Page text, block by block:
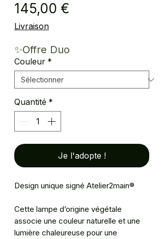
145,00 €
Livraison
✨Offre Duo
Couleur *
Quantité *
Je l'adopte !
Design unique signé Atelier2main®
Cette lampe d’origine végétale
associe une couleur naturelle et une
lumière chaleureuse pour une